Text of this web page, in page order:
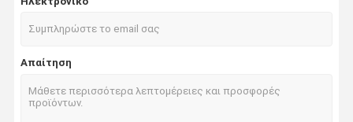
Απαίτηση